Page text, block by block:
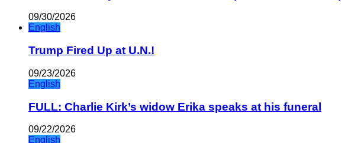
09/30/2026
English
Trump Fired Up at U.N.!
09/23/2026
English
FULL: Charlie Kirk’s widow Erika speaks at his funeral
09/22/2026
English